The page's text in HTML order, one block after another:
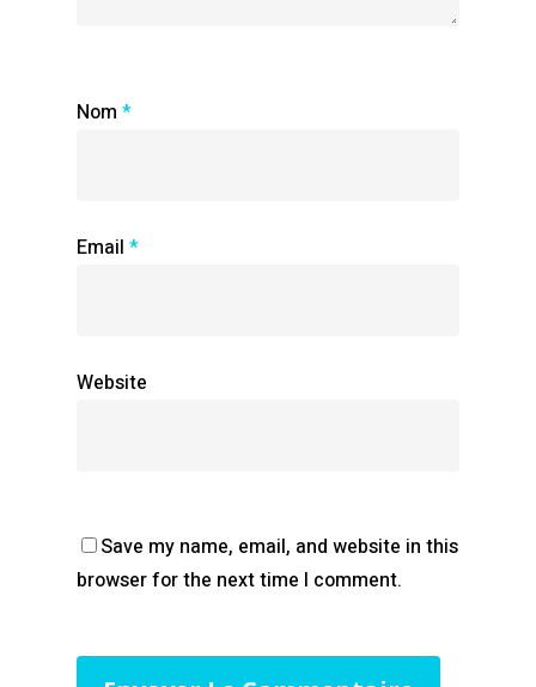
Nom *
Email *
Website
Save my name, email, and website in this
browser for the next time I comment.